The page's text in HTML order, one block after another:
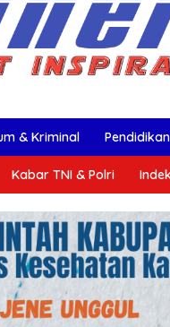
& Kriminal Pendidikan
Kabar TNI & Polri